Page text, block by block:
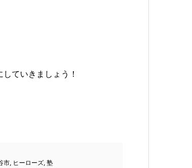
ていきましょう！
市, ヒーローズ,塾